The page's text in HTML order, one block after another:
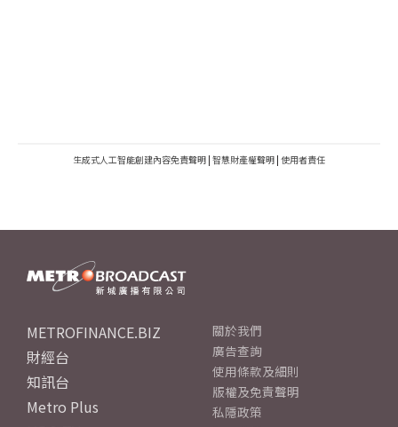
生成式人工智能創建內容免責聲明 | 智慧財產權聲明 | 使用者責任
METROFINANCE.BIZ
財經台
知訊台
Metro Plus
關於我們
廣告查詢
使用條款及細則
版權及免責聲明
私隱政策